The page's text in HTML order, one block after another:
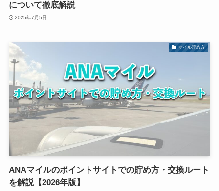
について徹底解説
2025年7月5日
マイル貯め方
ANAマイルのポイントサイトでの貯め方・交換ルート
を解説【2026年版】